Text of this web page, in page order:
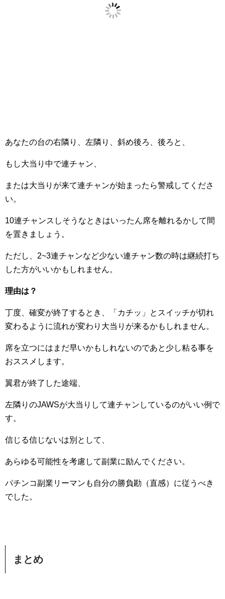
あなたの台の右隣り、左隣り、斜め後ろ、後ろと、
もし大当り中で連チャン、
または大当りが来て連チャンが始まったら警戒してくださ
い。
10連チャンスしそうなときはいったん席を離れるかして間
を置きましょう。
ただし、2~3連チャンなど少ない連チャン数の時は継続打ち
した方がいいかもしれません。
理由は？
丁度、確変が終了するとき、「カチッ」とスイッチが切れ
変わるように流れが変わり大当りが来るかもしれません。
席を立つにはまだ早いかもしれないのであと少し粘る事を
おススメします。
翼君が終了した途端、
左隣りのJAWSが大当りして連チャンしているのがいい例で
す。
信じる信じないは別として、
あらゆる可能性を考慮して副業に励んでください。
パチンコ副業リーマンも自分の勝負勘（直感）に従うべき
でした。
まとめ